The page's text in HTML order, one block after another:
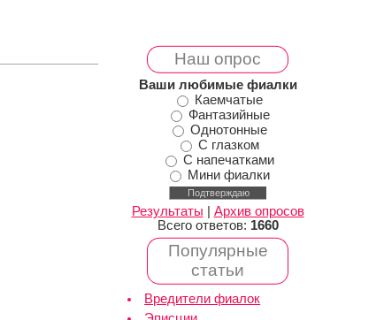
Наш опрос
Ваши любимые фиалки
Каемчатые
Фантазийные
Однотонные
С глазком
С напечатками
Мини фиалки
Результаты
Архив опросов
Всего ответов: 1660
Популярные
статьи
Вредители фиалок